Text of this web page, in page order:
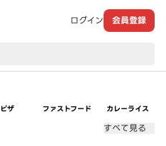
ログイン 会員登録
ピザ ファストフード カレーライス
すべて見る